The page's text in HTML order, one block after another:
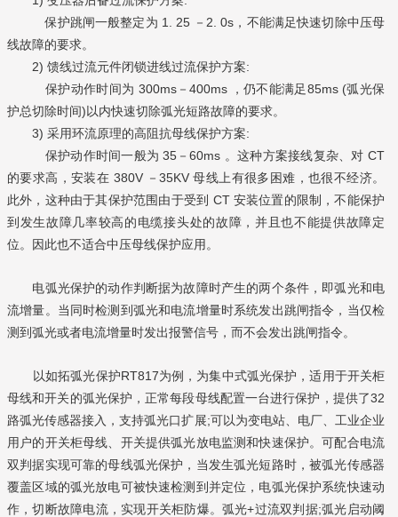
保护跳闸一般整定为 1. 25 －2. 0s，不能满足快速切除中压母
线故障的要求。
2) 馈线过流元件闭锁进线过流保护方案:
保护动作时间为 300ms－400ms ，仍不能满足85ms (弧光保
护总切除时间)以内快速切除弧光短路故障的要求。
3) 采用环流原理的高阻抗母线保护方案:
保护动作时间一般为 35－60ms 。这种方案接线复杂、对 CT
的要求高，安装在 380V －35KV 母线上有很多困难，也很不经济。
此外，这种由于其保护范围由于受到 CT 安装位置的限制，不能保护
到发生故障几率较高的电缆接头处的故障，并且也不能提供故障定
位。因此也不适合中压母线保护应用。
电弧光保护的动作判断据为故障时产生的两个条件，即弧光和电
流增量。当同时检测到弧光和电流增量时系统发出跳闸指令，当仅检
测到弧光或者电流增量时发出报警信号，而不会发出跳闸指令。
以如拓弧光保护RT817为例，为集中式弧光保护，适用于开关柜
母线和开关的弧光保护，正常每段母线配置一台进行保护，提供了32
路弧光传感器接入，支持弧光口扩展;可以为变电站、电厂、工业企业
用户的开关柜母线、开关提供弧光放电监测和快速保护。可配合电流
双判据实现可靠的母线弧光保护，当发生弧光短路时，被弧光传感器
覆盖区域的弧光放电可被快速检测到并定位，电弧光保护系统快速动
作，切断故障电流，实现开关柜防爆。弧光+过流双判据;弧光启动阈